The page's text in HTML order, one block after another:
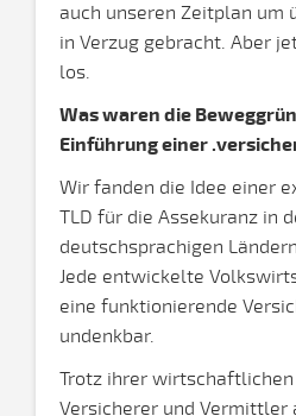
auch unseren Zeitplan um
in Verzug gebracht. Aber
los.
Was waren die
Einführung einer
Wir fanden die Idee einer
TLD für die Assekuranz in
deutschsprachigen
Jede entwickelte
eine funktionierende
undenkbar.
Trotz ihrer
Versicherer und Vermittler